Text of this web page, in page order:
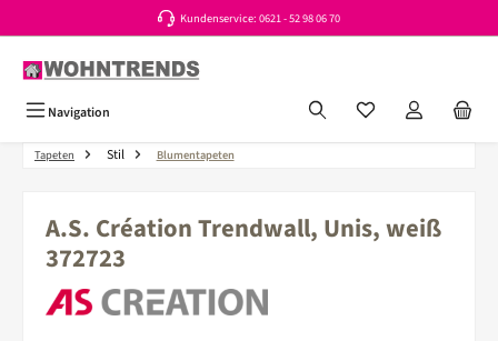
Kundenservice: 0621 - 52 98 06 70
Navigation Du hast 0 Produkte
Tapeten Stil Blumentapeten
A.S. Création Trendwall, Unis, weiß
372723